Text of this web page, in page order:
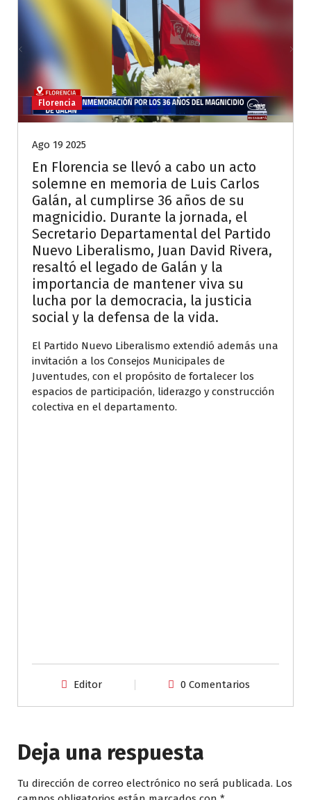
Florencia
Ago 19 2025
En Florencia se llevó a cabo un acto
solemne en memoria de Luis Carlos
Galán, al cumplirse 36 años de su
magnicidio. Durante la jornada, el
Secretario Departamental del Partido
Nuevo Liberalismo, Juan David Rivera,
resaltó el legado de Galán y la
importancia de mantener viva su
lucha por la democracia, la justicia
social y la defensa de la vida.
El Partido Nuevo Liberalismo extendió además una
invitación a los Consejos Municipales de
Juventudes, con el propósito de fortalecer los
espacios de participación, liderazgo y construcción
colectiva en el departamento.
Editor 0 Comentarios
Deja una respuesta
Tu dirección de correo electrónico no será publicada. Los